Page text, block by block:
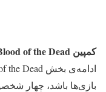
کمپین Blood of the Dead:
بازی‌ها باشد، چهار